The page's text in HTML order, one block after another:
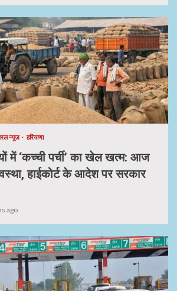
न्यूज़ हरियाणा
में ‘कच्ची पर्ची’ का खेल खत्म: आज
हाईकोर्ट के आदेश पर सरकार
ago